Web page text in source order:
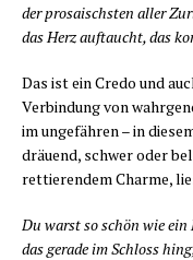
der pro­sa­ischs­ten aller
das Herz auf­taucht, das
Das ist ein Cre­do und
Ver­bin­dung von
im unge­fäh­ren – in
dräu­end, schwer oder
ret­tie­ren­dem Charme,
Du warst so schön wie ein
das gera­de im Schloss